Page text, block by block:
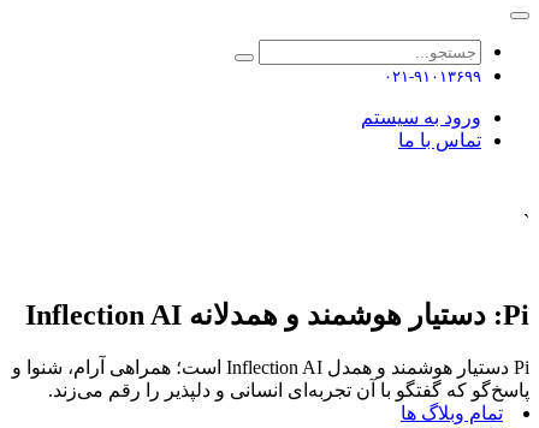
۰۲۱-۹۱۰۱۳۶۹۹
ورود به سیستم
تماس با ما
`
Pi: دستیار هوشمند و همدلانه Inflection AI
Pi دستیار هوشمند و همدل Inflection AI است؛ همراهی آرام، شنوا و
پاسخ‌گو که گفتگو با آن تجربه‌ای انسانی و دلپذیر را رقم می‌زند.
تمام وبلاگ ها